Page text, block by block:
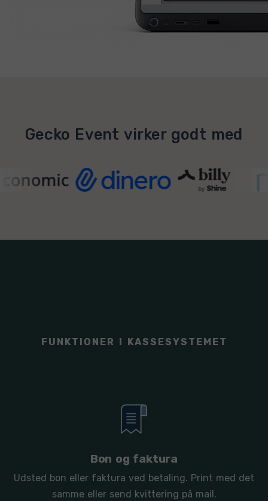
Gecko Event virker godt med
FUNKTIONER I KASSESYSTEMET
Bon og faktura
Udsted bon eller faktura ved betaling. Print med det
samme eller send kvittering på mail.